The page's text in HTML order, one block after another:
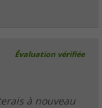
Évaluation vérifiée
à nouveau